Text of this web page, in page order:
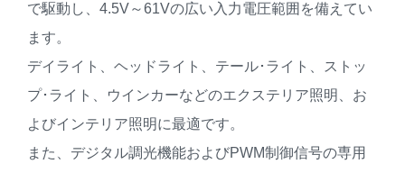
で駆動し、4.5V～61Vの広い入力電圧範囲を備えてい
ます。
デイライト、ヘッドライト、テール･ライト、ストッ
プ･ライト、ウインカーなどのエクステリア照明、お
よびインテリア照明に最適です。
また、デジタル調光機能およびPWM制御信号の専用